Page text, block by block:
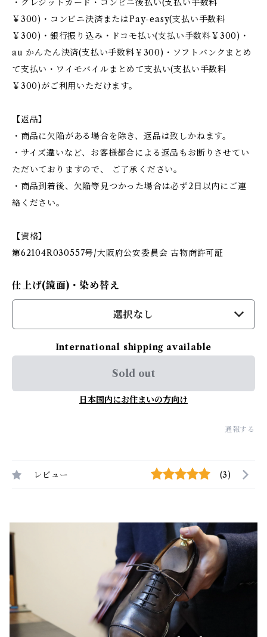
・クレジットカード・コンビニ後払い(支払い手数料
￥300)・コンビニ決済またはPay-easy(支払い手数料
￥300)・銀行振り込み・ドコモ払い(支払い手数料￥300)・
au かんたん決済(支払い手数料￥300)・ソフトバンクまとめ
て支払い・ワイモバイルまとめて支払い(支払い手数料
￥300)がご利用いただけます。
【返品】
・商品に欠陥がある場合を除き、返品は致しかねます。
・サイズ違いなど、お客様都合による返品もお断りさせてい
ただいておりますので、 ご了承ください。
・商品到着後、欠陥等見つかった場合は必ず2日以内にご連
絡ください。
【資格】
第62104R030557号/大阪府公安委員会 古物商許可証
仕上げ(鏡面)・染め替え
選択なし
International shipping available
Sold out
日本国内にお住まいの方向け
通報する
レビュー (3)